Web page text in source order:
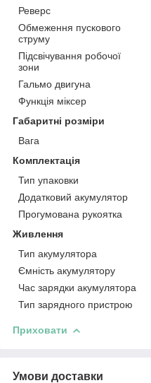
Реверс
Обмеження пускового
струму
Підсвічування робочої
зони
Гальмо двигуна
Функція міксер
Габаритні розміри
Вага
Комплектація
Тип упаковки
Додатковий акумулятор
Прогумована рукоятка
Живлення
Тип акумулятора
Ємність акумулятору
Час зарядки акумулятора
Тип зарядного пристрою
Приховати
Умови доставки